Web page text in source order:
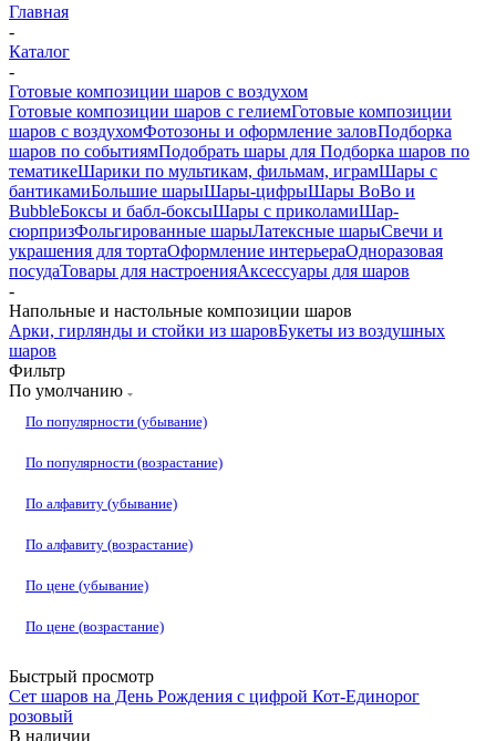
Главная
-
Каталог
-
Готовые композиции шаров с воздухом
Готовые композиции шаров с гелиемГотовые композиции
шаров с воздухомФотозоны и оформление заловПодборка
шаров по событиямПодобрать шары для Подборка шаров по
тематикеШарики по мультикам, фильмам, играмШары с
бантикамиБольшие шарыШары-цифрыШары BoBo и
BubbleБоксы и бабл-боксыШары с приколамиШар-
сюрпризФольгированные шарыЛатексные шарыСвечи и
украшения для тортаОформление интерьераОдноразовая
посудаТовары для настроенияАксессуары для шаров
-
Напольные и настольные композиции шаров
Арки, гирлянды и стойки из шаровБукеты из воздушных
шаров
Фильтр
По умолчанию
По популярности (убывание)
По популярности (возрастание)
По алфавиту (убывание)
По алфавиту (возрастание)
По цене (убывание)
По цене (возрастание)
Быстрый просмотр
Сет шаров на День Рождения с цифрой Кот-Единорог
розовый
В наличии